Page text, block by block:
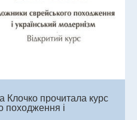
Клочко прочитала курс
походження і